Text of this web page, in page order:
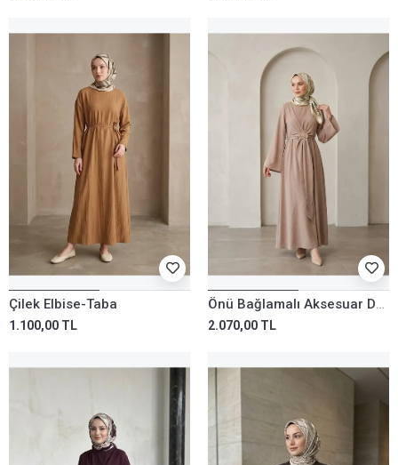
Çilek Elbise-Taba
1.100,00 TL
Önü Bağlamalı Aksesuar Detay Elbise-Vizon
2.070,00 TL